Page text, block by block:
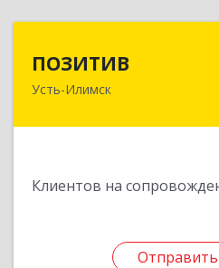
ПОЗИТИВ
Усть-Илимск
Клиентов на
Отправить
666679, Иркутская обл,
Отправить